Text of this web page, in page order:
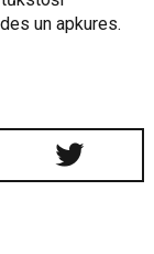
un apkures.